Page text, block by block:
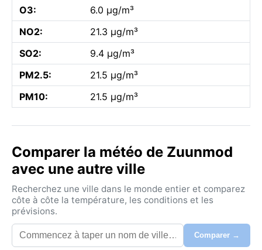
O3:
6.0 µg/m³
NO2:
21.3 µg/m³
SO2:
9.4 µg/m³
PM2.5:
21.5 µg/m³
PM10:
21.5 µg/m³
Comparer la météo de Zuunmod
avec une autre ville
Recherchez une ville dans le monde entier et comparez
côte à côte la température, les conditions et les
prévisions.
Comparer →